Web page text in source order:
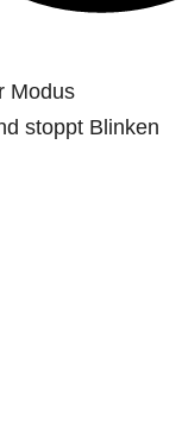
Modus
stoppt Blinken